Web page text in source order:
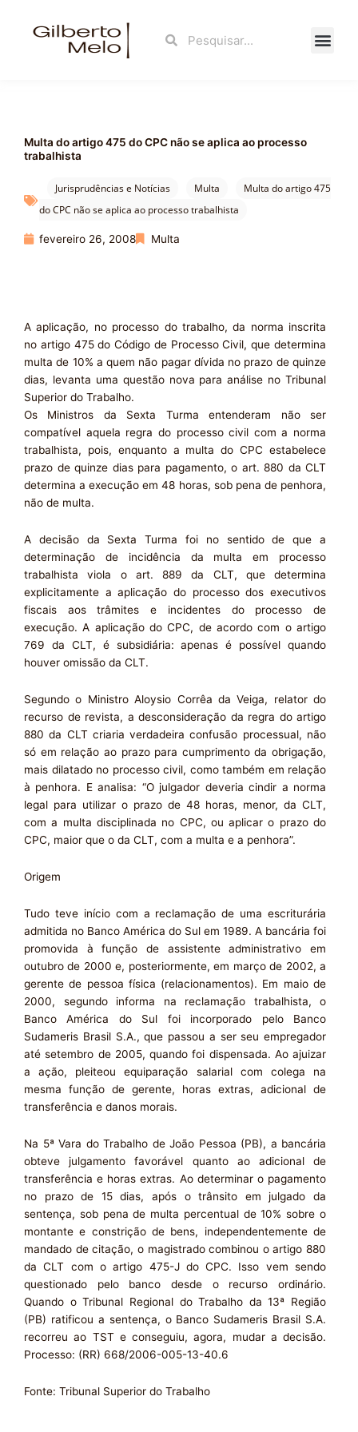
Search
Multa do artigo 475 do CPC não se aplica ao processo
trabalhista
Jurisprudências e Notícias Multa
Multa do artigo 475
do CPC não se aplica ao processo trabalhista
fevereiro 26, 2008 Multa
A aplicação, no processo do trabalho, da norma inscrita
no artigo 475 do Código de Processo Civil, que determina
multa de 10% a quem não pagar dívida no prazo de quinze
dias, levanta uma questão nova para análise no Tribunal
Superior do Trabalho.
Os Ministros da Sexta Turma entenderam não ser
compatível aquela regra do processo civil com a norma
trabalhista, pois, enquanto a multa do CPC estabelece
prazo de quinze dias para pagamento, o art. 880 da CLT
determina a execução em 48 horas, sob pena de penhora,
não de multa.
A decisão da Sexta Turma foi no sentido de que a
determinação de incidência da multa em processo
trabalhista viola o art. 889 da CLT, que determina
explicitamente a aplicação do processo dos executivos
fiscais aos trâmites e incidentes do processo de
execução. A aplicação do CPC, de acordo com o artigo
769 da CLT, é subsidiária: apenas é possível quando
houver omissão da CLT.
Segundo o Ministro Aloysio Corrêa da Veiga, relator do
recurso de revista, a desconsideração da regra do artigo
880 da CLT criaria verdadeira confusão processual, não
só em relação ao prazo para cumprimento da obrigação,
mais dilatado no processo civil, como também em relação
à penhora. E analisa: “O julgador deveria cindir a norma
legal para utilizar o prazo de 48 horas, menor, da CLT,
com a multa disciplinada no CPC, ou aplicar o prazo do
CPC, maior que o da CLT, com a multa e a penhora”.
Origem
Tudo teve início com a reclamação de uma escriturária
admitida no Banco América do Sul em 1989. A bancária foi
promovida à função de assistente administrativo em
outubro de 2000 e, posteriormente, em março de 2002, a
gerente de pessoa física (relacionamentos). Em maio de
2000, segundo informa na reclamação trabalhista, o
Banco América do Sul foi incorporado pelo Banco
Sudameris Brasil S.A., que passou a ser seu empregador
até setembro de 2005, quando foi dispensada. Ao ajuizar
a ação, pleiteou equiparação salarial com colega na
mesma função de gerente, horas extras, adicional de
transferência e danos morais.
Na 5ª Vara do Trabalho de João Pessoa (PB), a bancária
obteve julgamento favorável quanto ao adicional de
transferência e horas extras. Ao determinar o pagamento
no prazo de 15 dias, após o trânsito em julgado da
sentença, sob pena de multa percentual de 10% sobre o
montante e constrição de bens, independentemente de
mandado de citação, o magistrado combinou o artigo 880
da CLT com o artigo 475-J do CPC. Isso vem sendo
questionado pelo banco desde o recurso ordinário.
Quando o Tribunal Regional do Trabalho da 13ª Região
(PB) ratificou a sentença, o Banco Sudameris Brasil S.A.
recorreu ao TST e conseguiu, agora, mudar a decisão.
Processo: (RR) 668/2006-005-13-40.6
Fonte: Tribunal Superior do Trabalho